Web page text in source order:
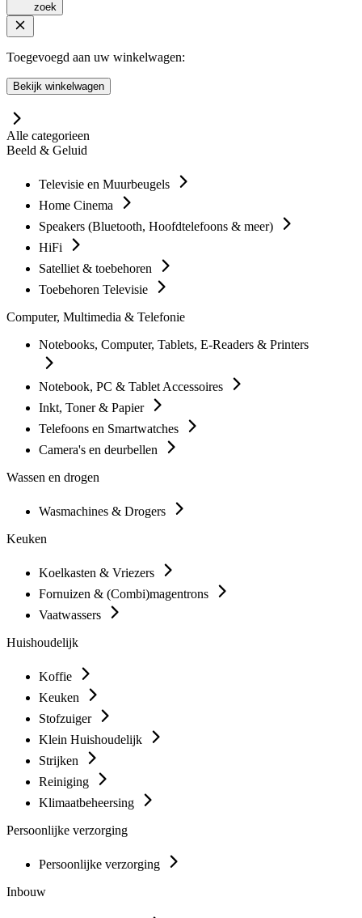
zoek
Toegevoegd aan uw winkelwagen:
Bekijk winkelwagen
Alle categorieen
Beeld & Geluid
Televisie en Muurbeugels
Home Cinema
Speakers (Bluetooth, Hoofdtelefoons & meer)
HiFi
Satelliet & toebehoren
Toebehoren Televisie
Computer, Multimedia & Telefonie
Notebooks, Computer, Tablets, E-Readers & Printers
Notebook, PC & Tablet Accessoires
Inkt, Toner & Papier
Telefoons en Smartwatches
Camera's en deurbellen
Wassen en drogen
Wasmachines & Drogers
Keuken
Koelkasten & Vriezers
Fornuizen & (Combi)magentrons
Vaatwassers
Huishoudelijk
Koffie
Keuken
Stofzuiger
Klein Huishoudelijk
Strijken
Reiniging
Klimaatbeheersing
Persoonlijke verzorging
Persoonlijke verzorging
Inbouw